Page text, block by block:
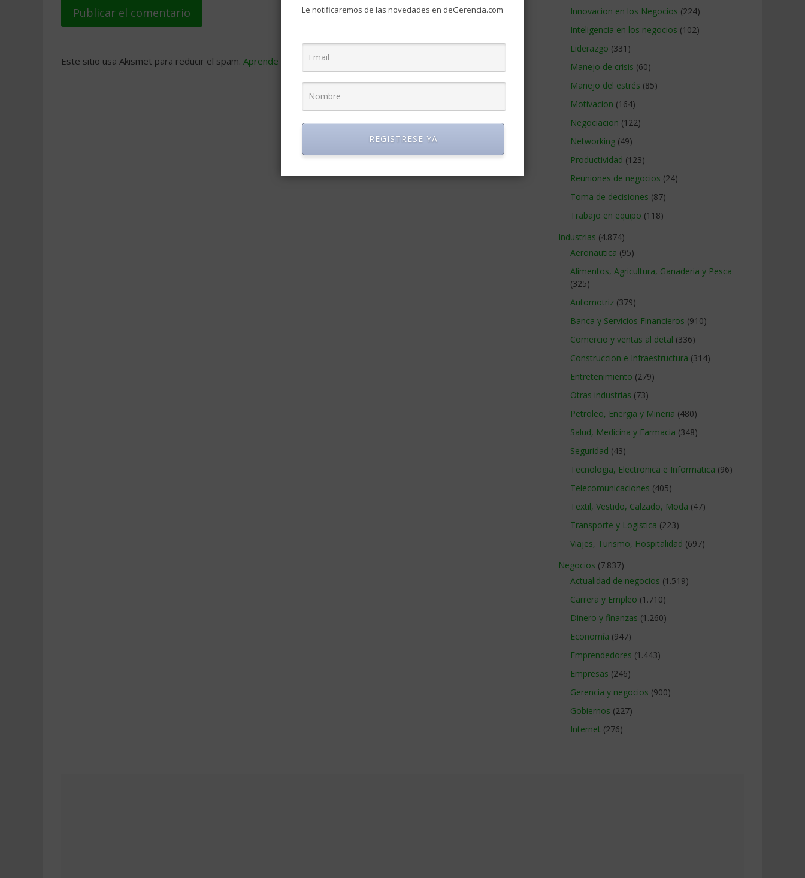
Este sitio usa Akismet para reducir el spam. Aprende cómo se procesan los datos de tus comentarios
Innovacion en los Negocios (224)
Inteligencia en los negocios (102)
Liderazgo (331)
Manejo de crisis (60)
Manejo del estrés (85)
Motivacion (164)
Negociacion (122)
Networking (49)
Productividad (123)
Reuniones de negocios (24)
Toma de decisiones (87)
Trabajo en equipo (118)
Industrias (4.874)
Aeronautica (95)
Alimentos, Agricultura, Ganaderia y Pesca
(325)
Automotriz (379)
Banca y Servicios Financieros (910)
Comercio y ventas al detal (336)
Construccion e Infraestructura (314)
Entretenimiento (279)
Otras industrias (73)
Petroleo, Energia y Mineria (480)
Salud, Medicina y Farmacia (348)
Seguridad (43)
Tecnologia, Electronica e Informatica (96)
Telecomunicaciones (405)
Textil, Vestido, Calzado, Moda (47)
Transporte y Logistica (223)
Viajes, Turismo, Hospitalidad (697)
Negocios (7.837)
Actualidad de negocios (1.519)
Carrera y Empleo (1.710)
Dinero y finanzas (1.260)
Economía (947)
Emprendedores (1.443)
Empresas (246)
Gerencia y negocios (900)
Gobiernos (227)
Internet (276)
Le notificaremos de las novedades en deGerencia.com
REGISTRESE YA